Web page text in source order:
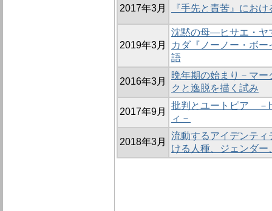
2017年3月 『手先と責苦』にお
2019年3月
沈黙の母―ヒサエ・ヤ
カダ『ノーノー・ボ
語
2016年3月
晩年期の始まり－マ
クと逸脱を描く試み
2017年9月
批判とユートピア －
ィ－
2018年3月
流動するアイデンテ
ける人種、ジェンダー